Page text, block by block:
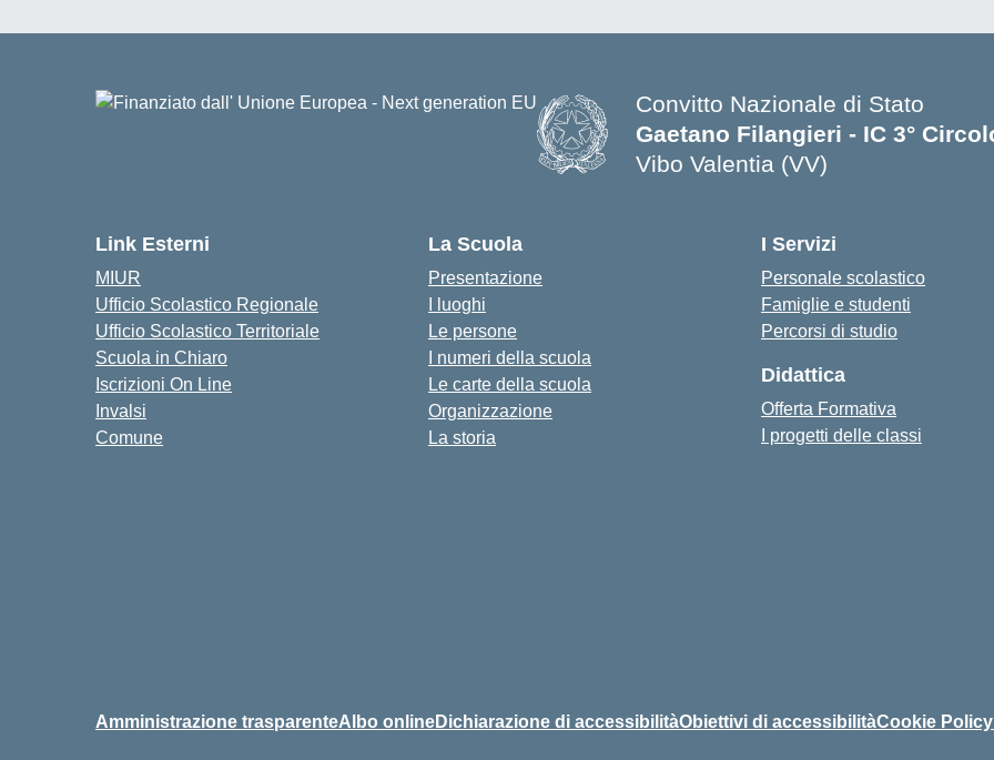
Convitto Nazionale di Stato
Gaetano Filangieri - IC 3°
Vibo Valentia (VV)
Link Esterni
MIUR
Ufficio Scolastico Regionale
Ufficio Scolastico Territoriale
Scuola in Chiaro
Iscrizioni On Line
Invalsi
Comune
La Scuola
Presentazione
I luoghi
Le persone
I numeri della scuola
Le carte della scuola
Organizzazione
La storia
I Servizi
Personale scolastico
Famiglie e studenti
Percorsi di studio
Didattica
Offerta Formativa
I progetti delle classi
Amministrazione trasparenteAlbo onlineDichiarazione di accessibilitàObiettivi di accessibilitàCookie Policy